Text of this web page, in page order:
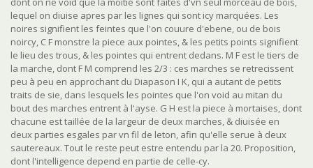
lequel on diuise apres par les lignes qui sont icy marquées. Les
noires signifient les feintes que l'on couure d'ebene, ou de bois
noircy, C F monstre la piece aux pointes, & les petits points signifient
le lieu des trous, & les pointes qui entrent dedans. M F est le tiers de
la marche, dont F M comprend les 2/3 : ces marches se retrecissent
peu à peu en approchant du Diapason I K, qui a autant de petits
traits de sie, dans lesquels les pointes que l'on void au mitan du
bout des marches entrent à l'ayse. G H est la piece à mortaises, dont
chacune est taillée de la largeur de deux marches, & diuisée en
deux parties esgales par vn fil de leton, afin qu'elle serue à deux
sautereaux. Tout le reste peut estre entendu par la 20. Proposition,
dont l'intelligence depend en partie de celle-cy.